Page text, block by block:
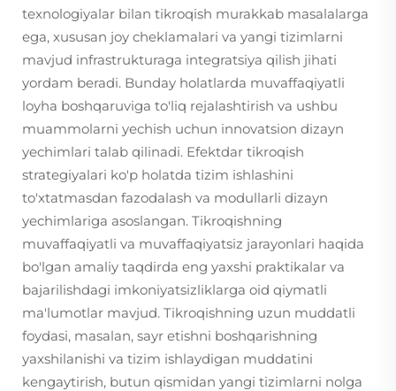
texnologiyalar bilan tikroqish murakkab masalalarga
ega, xususan joy cheklamalari va yangi tizimlarni
mavjud infrastrukturaga integratsiya qilish jihati
yordam beradi. Bunday holatlarda muvaffaqiyatli
loyha boshqaruviga to'liq rejalashtirish va ushbu
muammolarni yechish uchun innovatsion dizayn
yechimlari talab qilinadi. Efektdar tikroqish
strategiyalari ko'p holatda tizim ishlashini
to'xtatmasdan fazodalash va modullarli dizayn
yechimlariga asoslangan. Tikroqishning
muvaffaqiyatli va muvaffaqiyatsiz jarayonlari haqida
bo'lgan amaliy taqdirda eng yaxshi praktikalar va
bajarilishdagi imkoniyatsizliklarga oid qiymatli
ma'lumotlar mavjud. Tikroqishning uzun muddatli
foydasi, masalan, sayr etishni boshqarishning
yaxshilanishi va tizim ishlaydigan muddatini
kengaytirish, butun qismidan yangi tizimlarni nolga